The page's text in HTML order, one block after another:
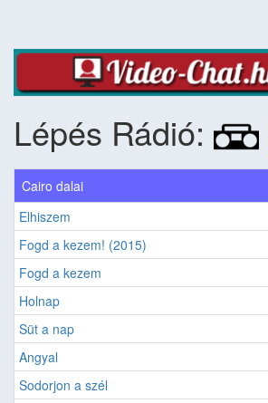
Lépés Rádió:
Cairo dalai
Elhiszem
Fogd a kezem! (2015)
Fogd a kezem
Holnap
Süt a nap
Angyal
Sodorjon a szél